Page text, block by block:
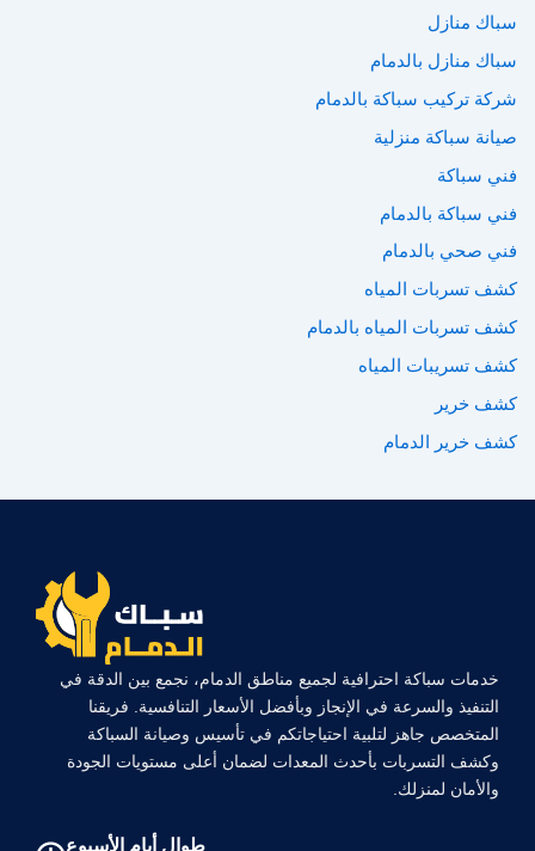
سباك منازل
سباك منازل بالدمام
شركة تركيب سباكة بالدمام
صيانة سباكة منزلية
فني سباكة
فني سباكة بالدمام
فني صحي بالدمام
كشف تسربات المياه
كشف تسربات المياه بالدمام
كشف تسريبات المياه
كشف خرير
كشف خرير الدمام
خدمات سباكة احترافية لجميع مناطق الدمام، نجمع بين الدقة في
التنفيذ والسرعة في الإنجاز وبأفضل الأسعار التنافسية. فريقنا
المتخصص جاهز لتلبية احتياجاتكم في تأسيس وصيانة السباكة
وكشف التسربات بأحدث المعدات لضمان أعلى مستويات الجودة
والأمان لمنزلك.
طوال أيام الأسبوع